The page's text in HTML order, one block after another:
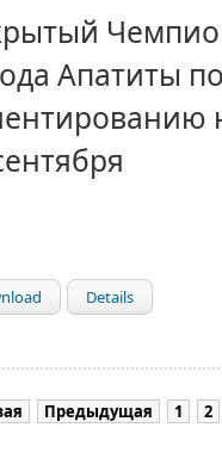
Апатиты
Details
Предыдущая 1 2